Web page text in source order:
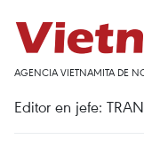
AGENCIA VIETNAMITA DE
Editor en jefe: